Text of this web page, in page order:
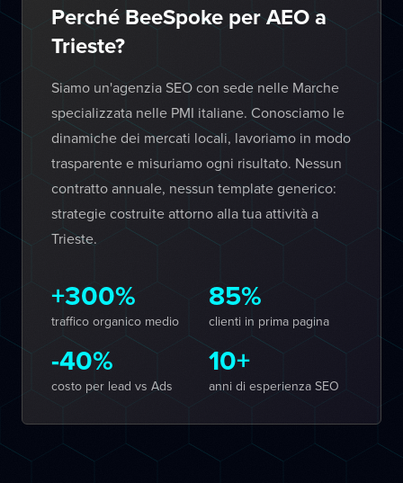
Perché BeeSpoke per AEO a
Trieste?
Siamo un'agenzia SEO con sede nelle Marche
specializzata nelle PMI italiane. Conosciamo le
dinamiche dei mercati locali, lavoriamo in modo
trasparente e misuriamo ogni risultato. Nessun
contratto annuale, nessun template generico:
strategie costruite attorno alla tua attività a
Trieste.
+300%
traffico organico medio
85%
clienti in prima pagina
-40%
costo per lead vs Ads
10+
anni di esperienza SEO